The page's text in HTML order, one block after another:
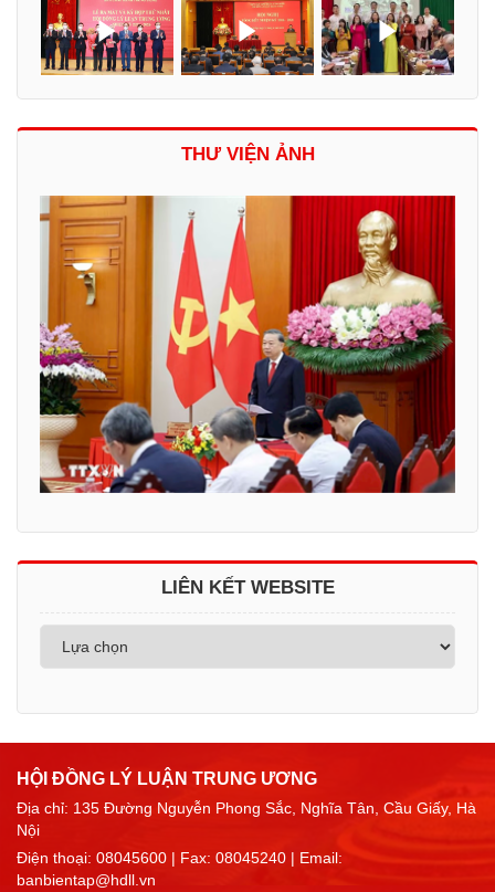
THƯ VIỆN ẢNH
LIÊN KẾT WEBSITE
HỘI ĐỒNG LÝ LUẬN TRUNG ƯƠNG
Địa chỉ: 135 Đường Nguyễn Phong Sắc, Nghĩa Tân, Cầu Giấy, Hà
Nội
Điện thoại: 08045600 | Fax: 08045240 | Email:
banbientap@hdll.vn